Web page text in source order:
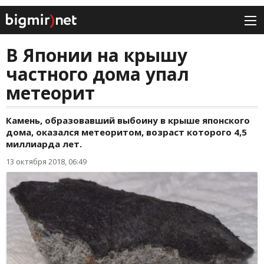
В Японии на крышу
частного дома упал
метеорит
Камень, образовавший выбоину в крыше японского
дома, оказался метеоритом, возраст которого 4,5
миллиарда лет.
13 октября 2018, 06:49